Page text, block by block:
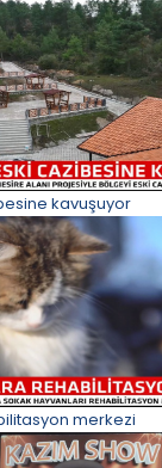
kavuşuyor
merkezi